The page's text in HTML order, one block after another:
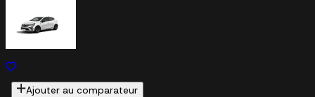
Ajouter au comparateur